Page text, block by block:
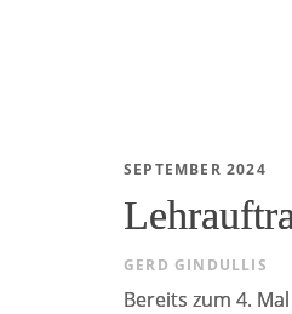
SEPTEMBER 2024
GERD GINDULLIS
Bereits zum 4.